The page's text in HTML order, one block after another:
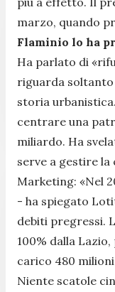
marzo, quando
Flaminio lo ha
Ha parlato di
riguarda soltanto
storia
centrare una
miliardo. Ha
serve a gestire la
Marketing: «Nel
- ha spiegato
debiti pregressi.
100% dalla
carico 480
Niente scatole